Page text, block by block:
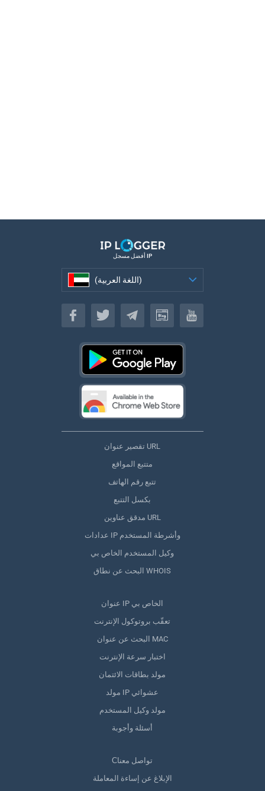
أفضل مسجل IP
(اللغة العربية)
(اللغة العربية)
تقصير عنوان URL
متتبع المواقع
تتبع رقم الهاتف
بكسل التتبع
مدقق عناوين URL
عدادات IP وأشرطة المستخدم
وكيل المستخدم الخاص بي
البحث عن نطاق WHOIS
عنوان IP الخاص بي
تعقّب بروتوكول الإنترنت
البحث عن عنوان MAC
اختبار سرعة الإنترنت
مولد بطاقات الائتمان
مولد IP عشوائي
مولد وكيل المستخدم
أسئلة وأجوبة
Сتواصل معنا
الإبلاغ عن إساءة المعاملة